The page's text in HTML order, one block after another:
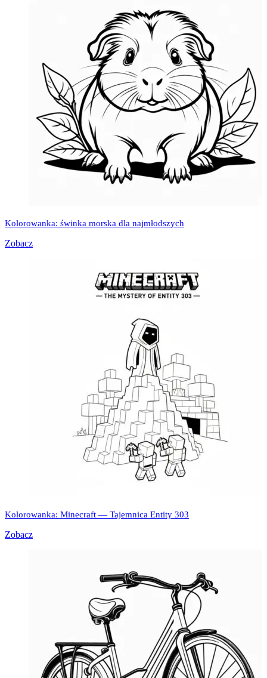
Kolorowanka: świnka morska dla najmłodszych
Zobacz
Kolorowanka: Minecraft — Tajemnica Entity 303
Zobacz